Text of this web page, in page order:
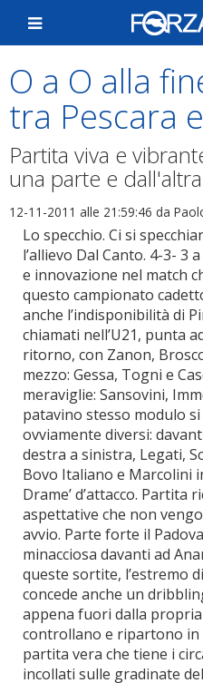
O a O alla
tra Pescara
Partita viva e
una parte e dall'altra
12-11-2011 alle 21:59:46 da
Lo specchio. Ci si
l’allievo Dal Canto. 4-3-
e innovazione nel match
questo campionato
anche l’indisponibilità di
chiamati nell’U21, punta
ritorno, con Zanon,
mezzo: Gessa, Togni e
meraviglie: Sansovini,
patavino stesso modulo
ovviamente diversi:
destra a sinistra, Legati,
Bovo Italiano e Marcolini
Drame’ d’attacco. Partita
aspettative che non
avvio. Parte forte il
minacciosa davanti ad
queste sortite, l’estremo
concede anche un
appena fuori dalla
controllano e ripartono in
partita vera che tiene i
incollati sulle gradinate